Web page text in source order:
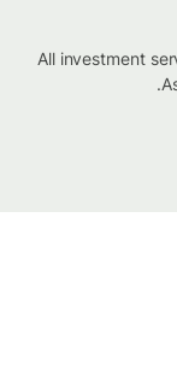
All investment